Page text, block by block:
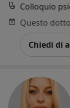
Colloquio
Chiedi di